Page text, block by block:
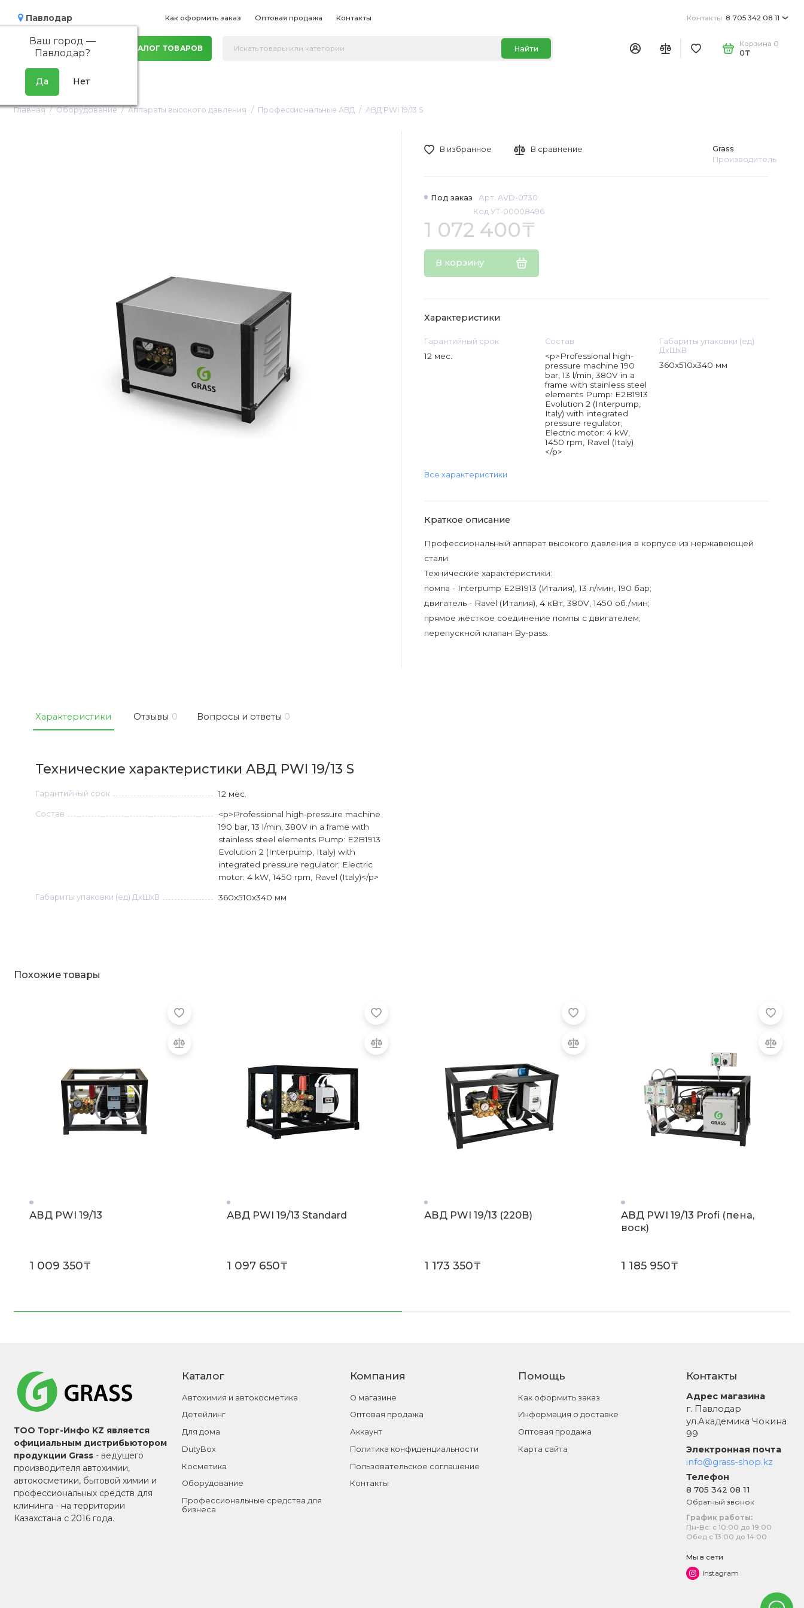
Павлодар
Ваш город —
Павлодар?
Как оформить заказ Оптовая продажа Контакты Контакты 8 705 342 08 11
КАТАЛОГ ТОВАРОВ Найти
Корзина 0
0₸
АВД PWI 19/13 S
Главная Оборудование Аппараты высокого давления Профессиональные АВД АВД PWI 19/13 S
Под заказ
Арт. AVD-0730
Код УТ-00008496
Grass
Производитель
1 072 400₸
В корзину
В избранное В сравнение
Характеристики
Гарантийный срок
12 мес.
Состав
<p>Professional high-
pressure machine 190
bar, 13 l/min, 380V in a
frame with stainless steel
elements Pump: E2B1913
Evolution 2 (Interpump,
Italy) with integrated
pressure regulator;
Electric motor: 4 kW,
1450 rpm, Ravel (Italy)
</p>
Габариты упаковки (ед)
ДхШхВ
360x510x340 мм
Все характеристики
Краткое описание
Профессиональный аппарат высокого давления в корпусе из нержавеющей
стали.
Технические характеристики:
помпа - Interpump E2B1913 (Италия), 13 л/мин, 190 бар;
двигатель - Ravel (Италия), 4 кВт, 380V, 1450 об./мин;
прямое жёсткое соединение помпы с двигателем;
перепускной клапан By-pass.
Характеристики Отзывы 0 Вопросы и ответы 0
Технические характеристики АВД PWI 19/13 S
Гарантийный срок 12 мес.
Состав
<p>Professional high-pressure machine
190 bar, 13 l/min, 380V in a frame with
stainless steel elements Pump: E2B1913
Evolution 2 (Interpump, Italy) with
integrated pressure regulator; Electric
motor: 4 kW, 1450 rpm, Ravel (Italy)</p>
Габариты упаковки (ед) ДхШхВ 360x510x340 мм
Похожие товары
АВД PWI 19/13
1 009 350₸
АВД PWI 19/13 Standard
1 097 650₸
АВД PWI 19/13 (220В)
1 173 350₸
АВД PWI 19/13 Profi (пена,
воск)
1 185 950₸
ТОО Торг-Инфо KZ является
официальным дистрибьютором
продукции Grass- ведущего
производителя автохимии,
автокосметики, бытовой химии и
профессиональных средств для
клининга - на территории
Казахстана с 2016 года.
Каталог
Автохимия и автокосметика
Детейлинг
Для дома
DutyBox
Косметика
Оборудование
Профессиональные средства для
бизнеса
Компания
О магазине
Оптовая продажа
Аккаунт
Политика конфиденциальности
Пользовательское соглашение
Контакты
Помощь
Как оформить заказ
Информация о доставке
Оптовая продажа
Карта сайта
Контакты
Адрес магазина
г. Павлодар
ул.Академика Чокина
99
Электронная почта
info@grass-shop.kz
Телефон
8 705 342 08 11
Обратный звонок
График работы:
Пн-Вс: с 10:00 до 19:00
Обед с 13:00 до 14:00
Мы в сети
Instagram